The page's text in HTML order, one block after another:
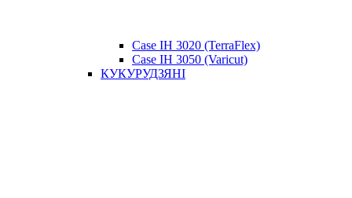
Case IH 3020 (TerraFlex)
Case IH 3050 (Varicut)
КУКУРУДЗЯНІ